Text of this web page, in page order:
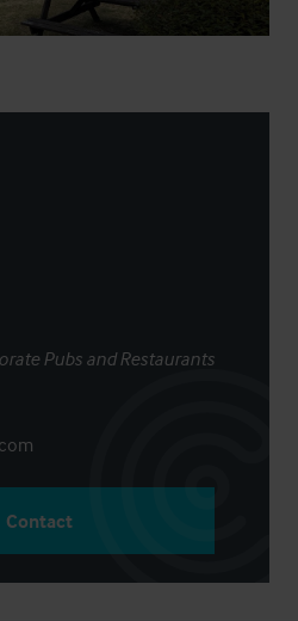
Pubs and Restaurants
Contact